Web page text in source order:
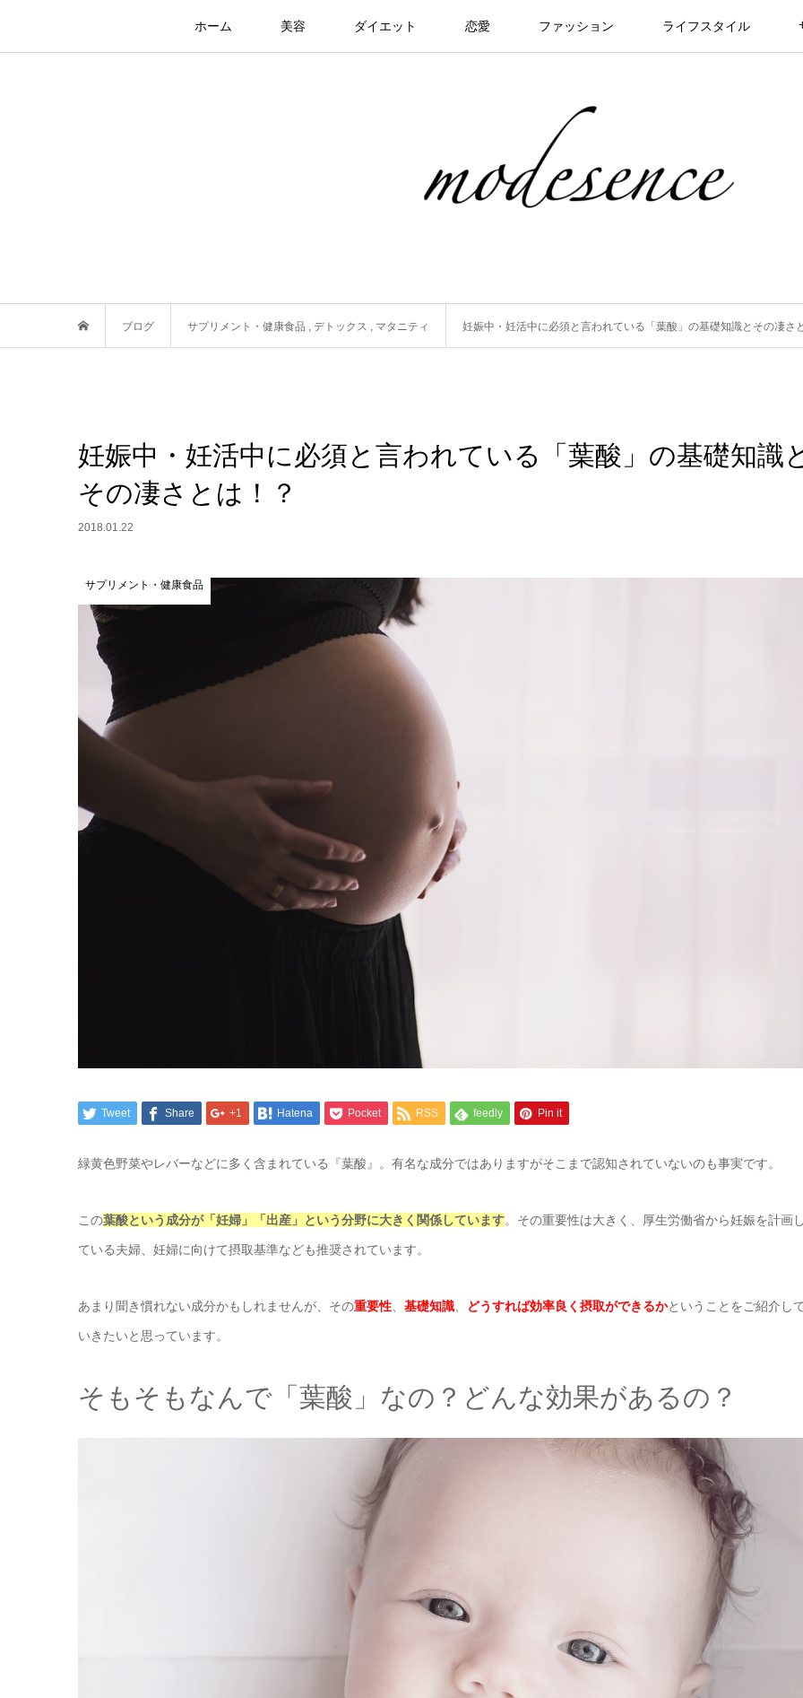
ホーム 美容 ダイエット 恋愛 ファッション ライフスタイル
ブログ サプリメント・健康食品 , デトックス , マタニティ 妊娠中・妊活中に必須と言われている「葉酸」の基礎知識とその凄さ
妊娠中・妊活中に必須と言われている「葉酸」の基礎知識
その凄さとは！？
2018.01.22
サプリメント・健康食品
Tweet Share +1 Hatena Pocket RSS feedly Pin it
緑黄色野菜やレバーなどに多く含まれている『葉酸』。有名な成分ではありますがそこまで認知されていないのも事実です。
この葉酸という成分が「妊婦」「出産」という分野に大きく関係しています。その重要性は大きく、厚生労働省から妊娠を計画
ている夫婦、妊婦に向けて摂取基準なども推奨されています。
あまり聞き慣れない成分かもしれませんが、その重要性、 基礎知識、 どうすれば効率良く摂取ができるかということをご紹介し
いきたいと思っています。
そもそもなんで「葉酸」なの？どんな効果があるの？